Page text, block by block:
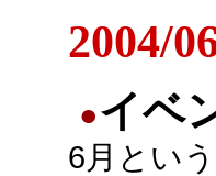
2004/
●イベ
6月とい